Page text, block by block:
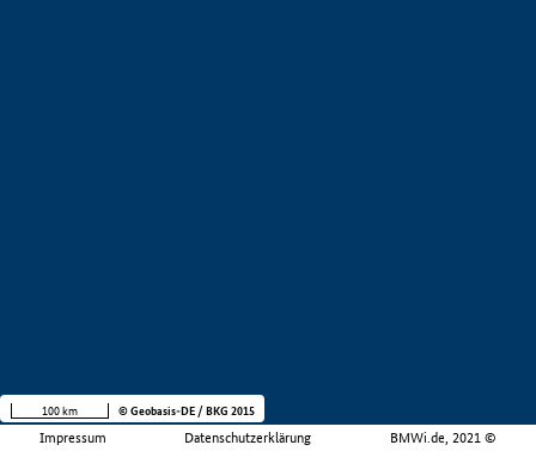
Impressum Datenschutzerklärung BMWi.de, 2021 ©
100 km © Geobasis-DE / BKG 2015